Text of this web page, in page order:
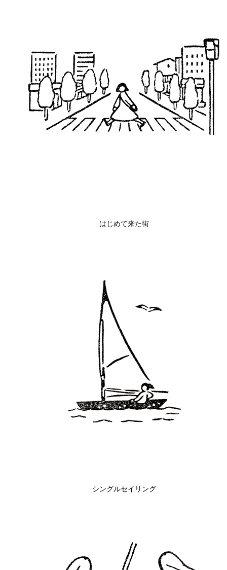
クイックビュー
はじめて来た街
クイックビュー
シングルセイリング